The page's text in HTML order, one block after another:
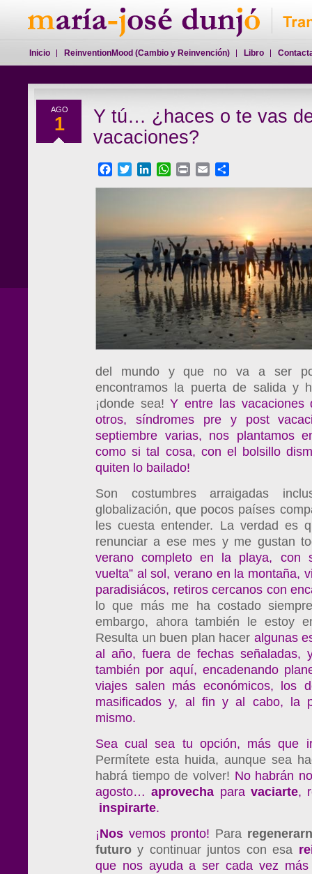
AGO
1
Y tú… ¿haces o te vas
vacaciones?
Facebook
TwitterLinkedInWhatsApp
Print Email
del mundo y que no va a ser
encontramos la puerta de salida y
¡donde sea!Y entre las
otros, síndromes pre y post
septiembre varias, nos plantamos
como si tal cosa, con el bolsillo
quiten lo bailado!
Son costumbres arraigadas
globalización, que pocos países
les cuesta entender. La verdad es
renunciar a ese mes y me gustan
verano completo en la playa, con
vuelta” al sol, verano en la montaña,
paradisiácos, retiros cercanos con
lo que más me ha costado
embargo, ahora también le estoy
Resulta un buen plan hacer algunas
al año, fuera de fechas señaladas,
también por aquí, encadenando
viajes salen más económicos, los
masificados y, al fin y al cabo, la
mismo.
Sea cual sea tu opción, más que
Permítete esta huida, aunque sea
habrá tiempo de volver! No habrán
agosto…aprovecha para vaciarte,
inspirarte.
¡Nos vemos pronto! Para
futuro y continuar juntos con esa
que nos ayuda a ser cada vez más
Inicio ReinventionMood (Cambio y Reinvención) Libro